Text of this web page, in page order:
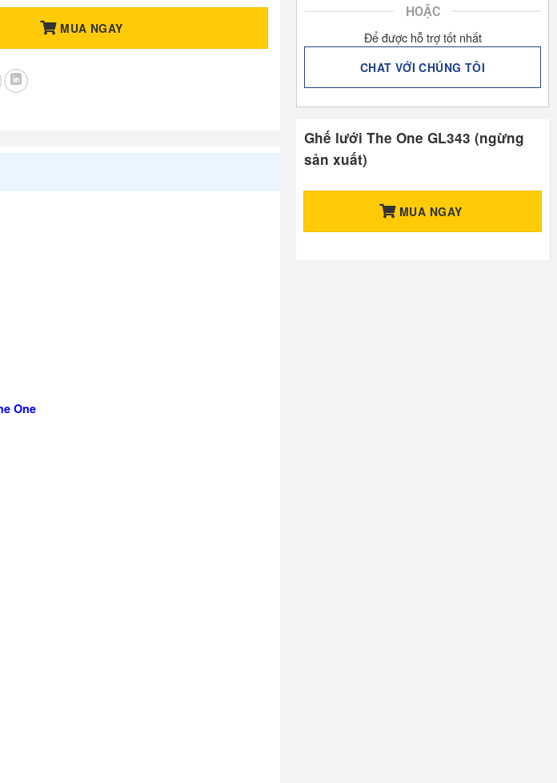
MUA NGAY
One
HOẶC
Để được hỗ trợ tốt nhất
CHAT VỚI CHÚNG TÔI
Ghế lưới The One GL343 (ngừng
sản xuất)
MUA NGAY